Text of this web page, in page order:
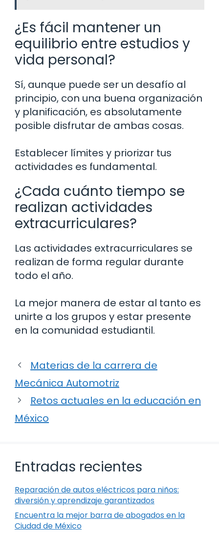
¿Es fácil mantener un
equilibrio entre estudios y
vida personal?
Sí, aunque puede ser un desafío al
principio, con una buena organización
y planificación, es absolutamente
posible disfrutar de ambas cosas.
Establecer límites y priorizar tus
actividades es fundamental.
¿Cada cuánto tiempo se
realizan actividades
extracurriculares?
Las actividades extracurriculares se
realizan de forma regular durante
todo el año.
La mejor manera de estar al tanto es
unirte a los grupos y estar presente
en la comunidad estudiantil.
Materias de la carrera de
Mecánica Automotriz
Retos actuales en la educación en
México
Entradas recientes
Reparación de autos eléctricos para niños:
diversión y aprendizaje garantizados
Encuentra la mejor barra de abogados en la
Ciudad de México